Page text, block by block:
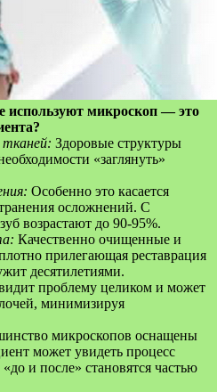
используют микроскоп — это
тканей: Здоровые структуры
«заглянуть»
Особенно это касается
осложнений. С
возрастают до 90-95%.
Качественно очищенные и
прилегающая реставрация
десятилетиями.
проблему целиком и может
минимизируя
микроскопов оснащены
может увидеть процесс
и после» становятся частью